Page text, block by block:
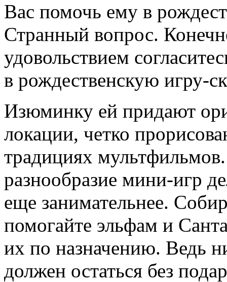
Вас помочь ему в
Странный вопрос.
удовольствием
в рождественскую игру-
Изюминку ей придают
локации, четко
традициях
разнообразие мини-игр
еще занимательнее.
помогайте эльфам и
их по назначению. Ведь
должен остаться без